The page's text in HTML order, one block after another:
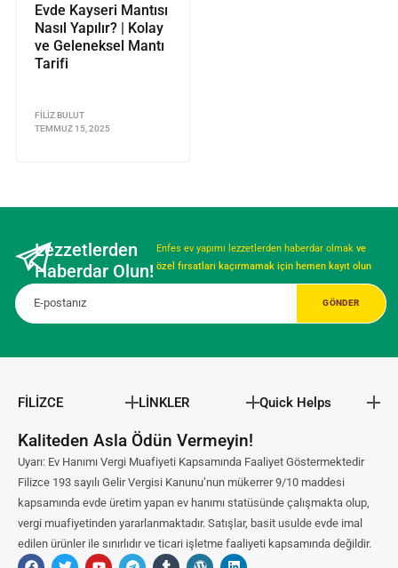
Evde Kayseri Mantısı
Nasıl Yapılır? | Kolay
ve Geleneksel Mantı
Tarifi
FILIZ BULUT
TEMMUZ 15, 2025
Lezzetlerden
Haberdar Olun!
Enfes ev yapımı lezzetlerden haberdar olmak ve
özel fırsatları kaçırmamak için hemen kayıt olun
FİLİZCE LİNKLER Quick Helps
Kaliteden Asla Ödün Vermeyin!
Uyarı: Ev Hanımı Vergi Muafiyeti Kapsamında Faaliyet Göstermektedir
Filizce 193 sayılı Gelir Vergisi Kanunu’nun mükerrer 9/10 maddesi
kapsamında evde üretim yapan ev hanımı statüsünde çalışmakta olup,
vergi muafiyetinden yararlanmaktadır. Satışlar, basit usulde evde imal
edilen ürünler ile sınırlıdır ve ticari işletme faaliyeti kapsamında değildir.